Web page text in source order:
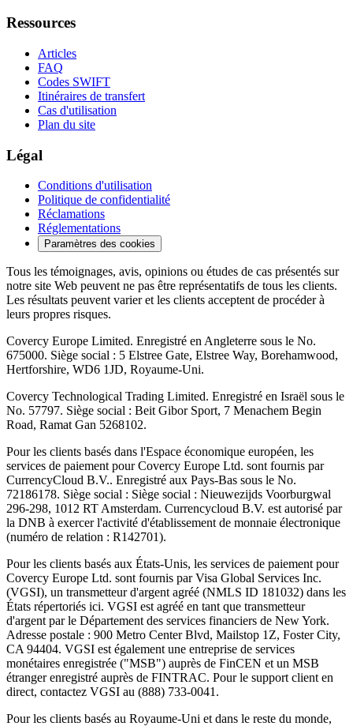
Ressources
Articles
FAQ
Codes SWIFT
Itinéraires de transfert
Cas d'utilisation
Plan du site
Légal
Conditions d'utilisation
Politique de confidentialité
Réclamations
Réglementations
Paramètres des cookies
Tous les témoignages, avis, opinions ou études de cas présentés sur
notre site Web peuvent ne pas être représentatifs de tous les clients.
Les résultats peuvent varier et les clients acceptent de procéder à
leurs propres risques.
Covercy Europe Limited. Enregistré en Angleterre sous le No.
675000. Siège social : 5 Elstree Gate, Elstree Way, Borehamwood,
Hertforshire, WD6 1JD, Royaume-Uni.
Covercy Technological Trading Limited. Enregistré en Israël sous le
No. 57797. Siège social : Beit Gibor Sport, 7 Menachem Begin
Road, Ramat Gan 5268102.
Pour les clients basés dans l'Espace économique européen, les
services de paiement pour Covercy Europe Ltd. sont fournis par
CurrencyCloud B.V.. Enregistré aux Pays-Bas sous le No.
72186178. Siège social : Siège social : Nieuwezijds Voorburgwal
296-298, 1012 RT Amsterdam. Currencycloud B.V. est autorisé par
la DNB à exercer l'activité d'établissement de monnaie électronique
(numéro de relation : R142701).
Pour les clients basés aux États-Unis, les services de paiement pour
Covercy Europe Ltd. sont fournis par Visa Global Services Inc.
(VGSI), un transmetteur d'argent agréé (NMLS ID 181032) dans les
États répertoriés ici. VGSI est agréé en tant que transmetteur
d'argent par le Département des services financiers de New York.
Adresse postale : 900 Metro Center Blvd, Mailstop 1Z, Foster City,
CA 94404. VGSI est également une entreprise de services
monétaires enregistrée ("MSB") auprès de FinCEN et un MSB
étranger enregistré auprès de FINTRAC. Pour le support client en
direct, contactez VGSI au (888) 733-0041.
Pour les clients basés au Royaume-Uni et dans le reste du monde,